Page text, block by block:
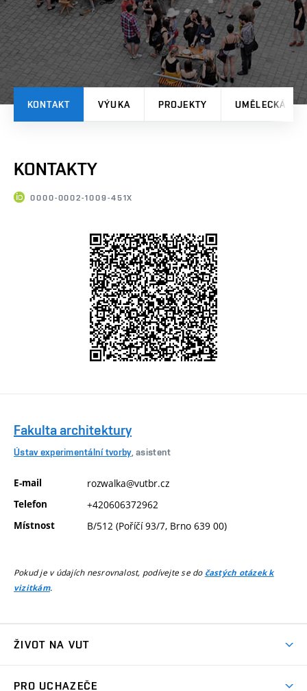
KONTAKT VÝUKA PROJEKTY UMĚLECKÁ
KONTAKTY
0000-0002-1009-451X
Fakulta architektury
Ústav experimentální tvorby, asistent
E-mail rozwalka@vutbr.cz
Telefon +420606372962
Místnost B/512 (Poříčí 93/7, Brno 639 00)
Pokud je v údajích nesrovnalost, podívejte se do častých otázek k
vizitkám.
ŽIVOT NA VUT
PRO UCHAZEČE